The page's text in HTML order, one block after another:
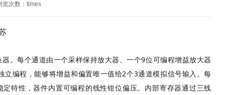
览次数： times
。每个通道由一个采样保持放大器、一个9位可编程增益放大器
编程，能够将增益和偏置唯一值给2个3通道模拟信号输入。每
特性，器件内置可编程的线性钳位偏压。内部寄存器通过三线